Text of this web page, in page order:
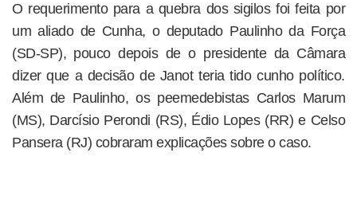
O requerimento para a quebra dos sigilos foi feita por
um aliado de Cunha, o deputado Paulinho da Força
(SD-SP), pouco depois de o presidente da Câmara
dizer que a decisão de Janot teria tido cunho político.
Além de Paulinho, os peemedebistas Carlos Marum
(MS), Darcísio Perondi (RS), Édio Lopes (RR) e Celso
Pansera (RJ) cobraram explicações sobre o caso.